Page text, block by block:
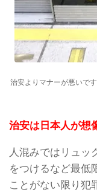
治安よりマナーが悪いで
治安は日本人が想
人混みではリュッ
をつけるなど最低
ことがない限り犯